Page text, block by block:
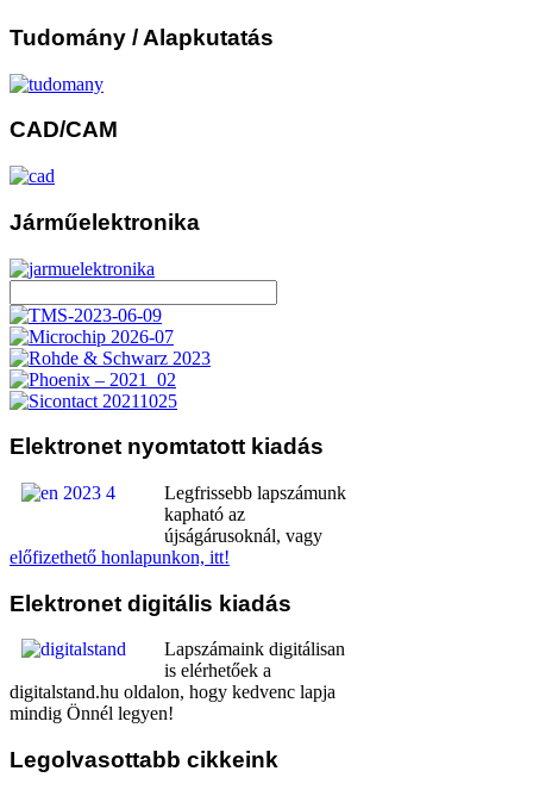
Tudomány / Alapkutatás
CAD/CAM
Járműelektronika
Elektronet nyomtatott kiadás
Legfrissebb lapszámunk
kapható az
újságárusoknál, vagy
előfizethető honlapunkon, itt!
Elektronet digitális kiadás
Lapszámaink digitálisan
is elérhetőek a
digitalstand.hu oldalon, hogy kedvenc lapja
mindig Önnél legyen!
Legolvasottabb cikkeink